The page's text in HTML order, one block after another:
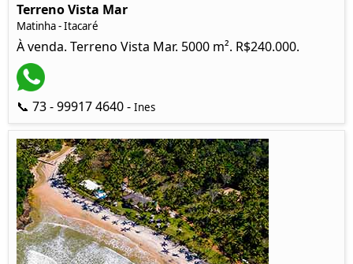
Terreno Vista Mar
Matinha - Itacaré
À venda. Terreno Vista Mar. 5000 m². R$240.000.
📞 73 - 99917 4640 - Ines